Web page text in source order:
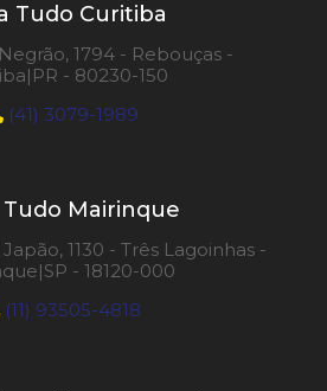
Tudo Curitiba
1794 - Rebouças -
- 80230-150
(41) 3079-1989
Tudo Mairinque
1130 - Três Lagoinhas -
- 18120-000
(11) 93505-4818